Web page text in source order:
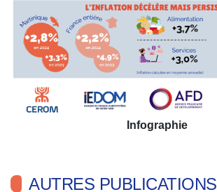
Infographie
AUTRES PUBLICATIONS